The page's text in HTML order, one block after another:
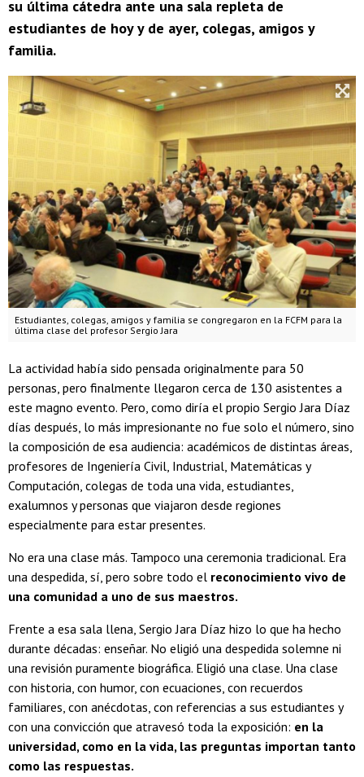
su última cátedra ante una sala repleta de
estudiantes de hoy y de ayer, colegas, amigos y
familia.
Estudiantes, colegas, amigos y familia se congregaron en la FCFM para la
última clase del profesor Sergio Jara
La actividad había sido pensada originalmente para 50
personas, pero finalmente llegaron cerca de 130 asistentes a
este magno evento. Pero, como diría el propio Sergio Jara Díaz
días después, lo más impresionante no fue solo el número, sino
la composición de esa audiencia: académicos de distintas áreas,
profesores de Ingeniería Civil, Industrial, Matemáticas y
Computación, colegas de toda una vida, estudiantes,
exalumnos y personas que viajaron desde regiones
especialmente para estar presentes.
No era una clase más. Tampoco una ceremonia tradicional. Era
una despedida, sí, pero sobre todo el reconocimiento vivo de
una comunidad a uno de sus maestros.
Frente a esa sala llena, Sergio Jara Díaz hizo lo que ha hecho
durante décadas: enseñar. No eligió una despedida solemne ni
una revisión puramente biográfica. Eligió una clase. Una clase
con historia, con humor, con ecuaciones, con recuerdos
familiares, con anécdotas, con referencias a sus estudiantes y
con una convicción que atravesó toda la exposición: en la
universidad, como en la vida, las preguntas importan tanto
como las respuestas.